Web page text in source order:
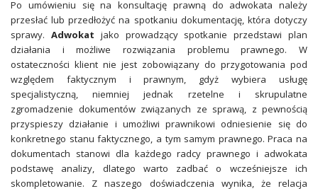
Po umówieniu się na konsultację prawną do adwokata należy
przesłać lub przedłożyć na spotkaniu dokumentację, która dotyczy
sprawy. Adwokat jako prowadzący spotkanie przedstawi plan
działania i możliwe rozwiązania problemu prawnego. W
ostateczności klient nie jest zobowiązany do przygotowania pod
względem faktycznym i prawnym, gdyż wybiera usługę
specjalistyczną, niemniej jednak rzetelne i skrupulatne
zgromadzenie dokumentów związanych ze sprawą, z pewnością
przyspieszy działanie i umożliwi prawnikowi odniesienie się do
konkretnego stanu faktycznego, a tym samym prawnego. Praca na
dokumentach stanowi dla każdego radcy prawnego i adwokata
podstawę analizy, dlatego warto zadbać o wcześniejsze ich
skompletowanie. Z naszego doświadczenia wynika, że relacja